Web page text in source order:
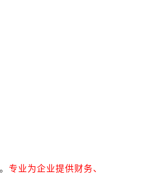
专业为企业提供财务、